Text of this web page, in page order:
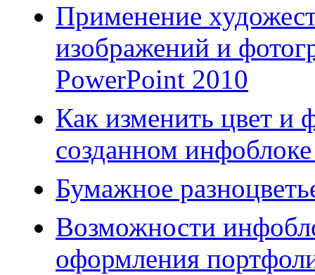
Применение
изображений и
PowerPoint 2010
Как изменить цвет и
созданном
Бумажное
Возможности
оформления